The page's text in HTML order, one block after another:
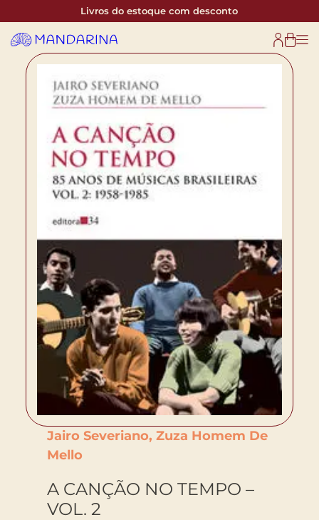
Livros do estoque com desconto
Jairo Severiano, Zuza Homem De
Mello
A CANÇÃO NO TEMPO –
VOL. 2